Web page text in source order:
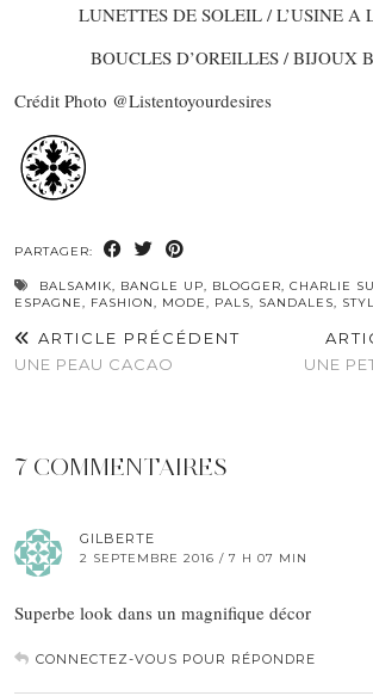
LUNETTES DE SOLEIL / L’USINE A
BOUCLES D’OREILLES / BIJOUX
Crédit Photo @Listentoyourdesires
PARTAGER:
BALSAMIK, BANGLE UP, BLOGGER, CHARLIE
ESPAGNE, FASHION, MODE, PALS, SANDALES,
ARTICLE PRÉCÉDENT
UNE PEAU CACAO
UNE
7 COMMENTAIRES
GILBERTE
2 SEPTEMBRE 2016 / 7 H 07 MIN
Superbe look dans un magnifique décor
CONNECTEZ-VOUS POUR RÉPONDRE